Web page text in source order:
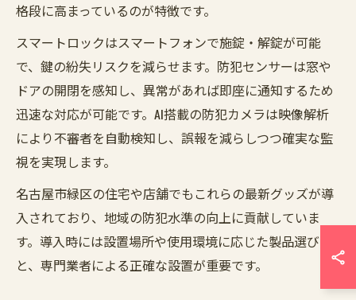
格段に高まっているのが特徴です。
スマートロックはスマートフォンで施錠・解錠が可能
で、鍵の紛失リスクを減らせます。防犯センサーは窓や
ドアの開閉を感知し、異常があれば即座に通知するため
迅速な対応が可能です。AI搭載の防犯カメラは映像解析
により不審者を自動検知し、誤報を減らしつつ確実な監
視を実現します。
名古屋市緑区の住宅や店舗でもこれらの最新グッズが導
入されており、地域の防犯水準の向上に貢献していま
す。導入時には設置場所や使用環境に応じた製品選び
と、専門業者による正確な設置が重要です。